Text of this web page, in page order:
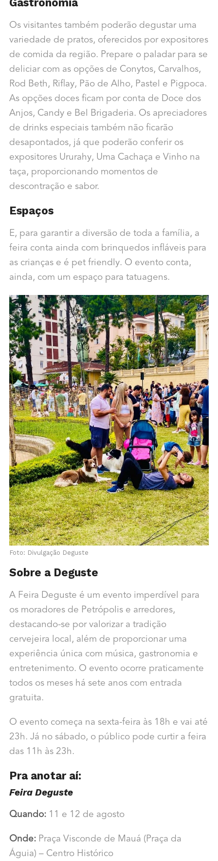
Os visitantes também poderão degustar uma
variedade de pratos, oferecidos por expositores
de comida da região. Prepare o paladar para se
deliciar com as opções de Conytos, Carvalhos,
Rod Beth, Riflay, Pão de Alho, Pastel e Pigpoca.
As opções doces ficam por conta de Doce dos
Anjos, Candy e Bel Brigaderia. Os apreciadores
de drinks especiais também não ficarão
desapontados, já que poderão conferir os
expositores Ururahy, Uma Cachaça e Vinho na
taça, proporcionando momentos de
descontração e sabor.
Espaços
E, para garantir a diversão de toda a família, a
feira conta ainda com brinquedos infláveis para
as crianças e é pet friendly. O evento conta,
ainda, com um espaço para tatuagens.
Foto: Divulgação Deguste
Sobre a Deguste
A Feira Deguste é um evento imperdível para
os moradores de Petrópolis e arredores,
destacando-se por valorizar a tradição
cervejeira local, além de proporcionar uma
experiência única com música, gastronomia e
entretenimento. O evento ocorre praticamente
todos os meses há sete anos com entrada
gratuita.
O evento começa na sexta-feira às 18h e vai até
23h. Já no sábado, o público pode curtir a feira
das 11h às 23h.
Pra anotar aí:
Feira Deguste
Quando:11 e 12 de agosto
Onde:Praça Visconde de Mauá (Praça da
Águia) – Centro Histórico